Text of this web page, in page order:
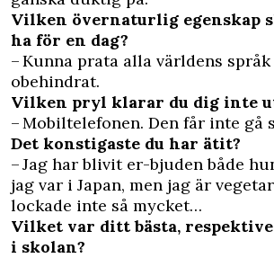
Vilken övernaturlig egenskap
ha för en dag?
– Kunna prata alla världens
obehindrat.
Vilken pryl klarar du dig inte
– Mobiltelefonen. Den får inte gå
Det konstigaste du har ätit?
– Jag har blivit er-bjuden både
jag var i Japan, men jag är
lockade inte så mycket…
Vilket var ditt bästa, respektive
i skolan?